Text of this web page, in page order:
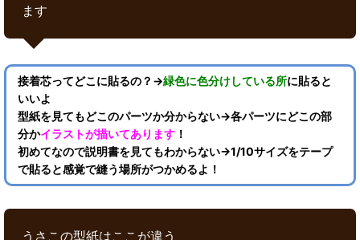
ます
接着芯ってどこに貼るの？→緑色に色分けしている所に貼ると
いいよ
型紙を見てもどこのパーツか分からない→各パーツにどこの部
分かイラストが描いてあります ！
初めてなので説明書を見てもわからない→1/10サイズをテープ
で貼ると感覚で縫う場所がつかめるよ！
うさこの型紙はここが違う